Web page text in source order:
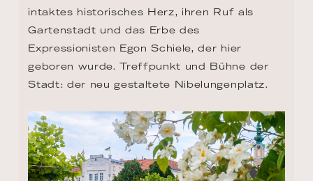
intaktes historisches Herz, ihren Ruf als
Gartenstadt und das Erbe des
Expressionisten Egon Schiele, der hier
geboren wurde. Treffpunkt und Bühne der
Stadt: der neu gestaltete Nibelungenplatz.